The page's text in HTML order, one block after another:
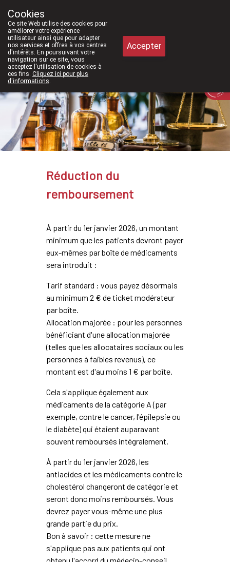
Aujourd'hui
Réduction du
remboursement
À partir du 1er janvier 2026, un montant
minimum que les patients devront payer
eux-mêmes par boîte de médicaments
sera introduit :
Tarif standard : vous payez désormais
au minimum 2 € de ticket modérateur
par boîte.
Allocation majorée : pour les personnes
bénéficiant d'une allocation majorée
(telles que les allocataires sociaux ou les
personnes à faibles revenus), ce
montant est d'au moins 1 € par boîte.
Cela s'applique également aux
médicaments de la catégorie A (par
exemple, contre le cancer, l'épilepsie ou
le diabète) qui étaient auparavant
souvent remboursés intégralement.
À partir du 1er janvier 2026, les
antiacides et les médicaments contre le
cholestérol changeront de catégorie et
seront donc moins remboursés. Vous
devrez payer vous-même une plus
grande partie du prix.
Bon à savoir : cette mesure ne
s'applique pas aux patients qui ont
Cookies
Ce site Web utilise des cookies pour
améliorer votre expérience
utilisateur ainsi que pour adapter
nos services et offres à vos centres
d'intérêts. En poursuivant votre
navigation sur ce site, vous
acceptez l'utilisation de cookies à
ces fins. Cliquez ici pour plus
d'informations.
Accepter